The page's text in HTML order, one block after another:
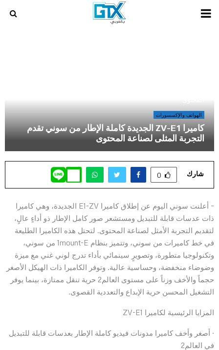
PRIMARY
الهواتف والإكسسورات
كاميرا ZV-E1 الجديدة كاملة الإطار من سوني تقدم
التجربة المثلى لصناعة المحتوى
شارك 0
– أعلنت سوني اليوم عن إطلاق كاميرا E1-ZV الجديدة، وهي كاميرا
ذات عدسات قابلة للتبديل ومستشعر صور كامل الإطار ذو أداءٍ عالٍ،
لتقديم التجربة الأمثل لصناعة المحتوى. لتحتل هذه الكاميرا الطليعة
في خط كاميرات من سوني، وتتميز بنظام 1mount-E من سوني،
وتكنولوجيا متطورة، وتصويرٍ سينمائي بأداء تدرج لوني غني مع ميزة
وضوضاء منخفضة، وحساسية عالية. وتوفر الكاميرا ذات الهيكل الأصغر
حجماً والأخف وزناً على مستوى العالم2 حرية تنقل ممتازة، بينما يوفر
التشغيل المحسن حرية الإبداع والتعددية القصوى.
المزايا الرئيسية لكاميرا ZV-E1
· أصغر وأخف كاميرا مدونات فيديو كاملة الإطار بعدسات قابلة للتبديل
في العالم2